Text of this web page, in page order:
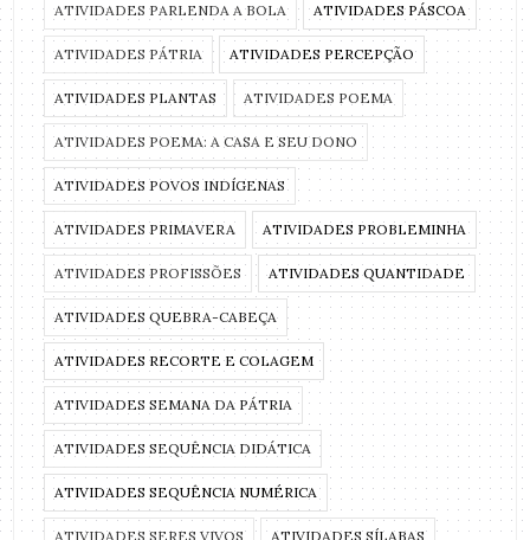
ATIVIDADES PARLENDA A BOLA ATIVIDADES PÁSCOA
ATIVIDADES PÁTRIA ATIVIDADES PERCEPÇÃO
ATIVIDADES PLANTAS ATIVIDADES POEMA
ATIVIDADES POEMA: A CASA E SEU DONO
ATIVIDADES POVOS INDÍGENAS
ATIVIDADES PRIMAVERA ATIVIDADES PROBLEMINHA
ATIVIDADES PROFISSÕES ATIVIDADES QUANTIDADE
ATIVIDADES QUEBRA-CABEÇA
ATIVIDADES RECORTE E COLAGEM
ATIVIDADES SEMANA DA PÁTRIA
ATIVIDADES SEQUÊNCIA DIDÁTICA
ATIVIDADES SEQUÊNCIA NUMÉRICA
ATIVIDADES SERES VIVOS ATIVIDADES SÍLABAS